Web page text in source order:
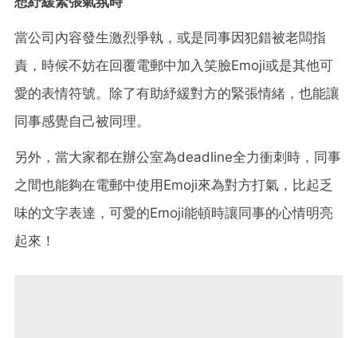
當公司內容發生激烈爭執，或是同事因犯錯被老闆指
責，時候不妨在回覆電郵中加入笑臉Emoji或是其他可
愛的表情符號。除了有助紓緩對方的緊張情緒，也能讓
同事感覺自己被同理。
另外，當大家都在辦公室為deadline全力衝刺時，同事
之間也能夠在電郵中使用Emoji來為對方打氣，比起乏
味的文字表達，可愛的Emoji能頓時讓同事的心情明亮
起來！